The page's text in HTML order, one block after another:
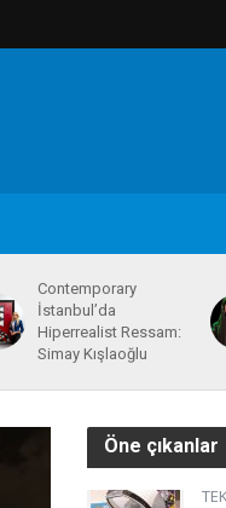
Contemporary
İstanbul’da
Hiperrealist Ressam:
Simay Kışlaoğlu
Öne çıkanlar